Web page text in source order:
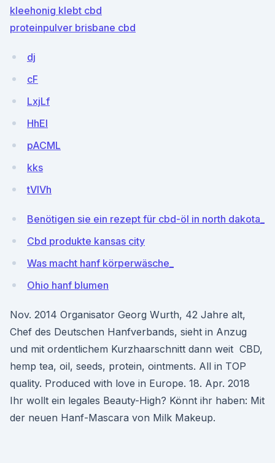
kleehonig klebt cbd
proteinpulver brisbane cbd
dj
cF
LxjLf
HhEl
pACML
kks
tVlVh
Benötigen sie ein rezept für cbd-öl in north dakota_
Cbd produkte kansas city
Was macht hanf körperwäsche_
Ohio hanf blumen
Nov. 2014 Organisator Georg Wurth, 42 Jahre alt,
Chef des Deutschen Hanfverbands, sieht in Anzug
und mit ordentlichem Kurzhaarschnitt dann weit CBD,
hemp tea, oil, seeds, protein, ointments. All in TOP
quality. Produced with love in Europe. 18. Apr. 2018
Ihr wollt ein legales Beauty-High? Könnt ihr haben: Mit
der neuen Hanf-Mascara von Milk Makeup.